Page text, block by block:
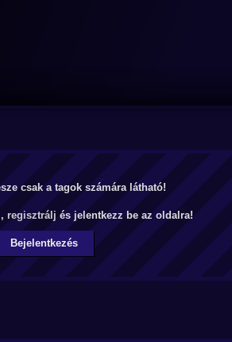
csak a tagok számára látható!
regisztrálj és jelentkezz be az oldalra!
Bejelentkezés